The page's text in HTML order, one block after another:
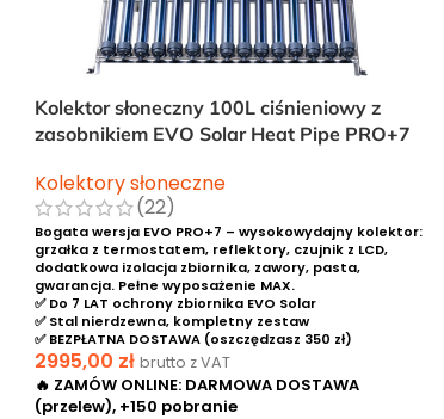
Kolektor słoneczny 100L ciśnieniowy z
zasobnikiem EVO Solar Heat Pipe PRO+7
Kolektory słoneczne
(22)
Bogata wersja EVO PRO+7 – wysokowydajny kolektor:
grzałka z termostatem, reflektory, czujnik z LCD,
dodatkowa izolacja zbiornika, zawory, pasta,
gwarancja. Pełne wyposażenie MAX.
✅ Do 7 LAT ochrony zbiornika EVO Solar
✅ Stal nierdzewna, kompletny zestaw
✅ BEZPŁATNA DOSTAWA (oszczędzasz 350 zł)
2995,00 zł brutto z VAT
🔥 ZAMÓW ONLINE: DARMOWA DOSTAWA
(przelew), +150 pobranie